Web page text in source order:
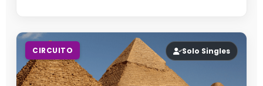
CIRCUITO Solo Singles